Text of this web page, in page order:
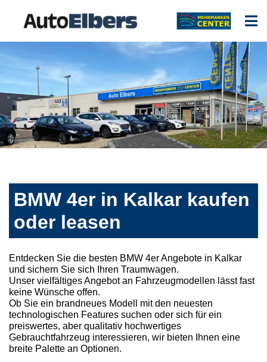
BMW 4er in Kalkar kaufen
oder leasen
Entdecken Sie die besten BMW 4er Angebote in Kalkar
und sichern Sie sich Ihren Traumwagen.
Unser vielfältiges Angebot an Fahrzeugmodellen lässt fast
keine Wünsche offen.
Ob Sie ein brandneues Modell mit den neuesten
technologischen Features suchen oder sich für ein
preiswertes, aber qualitativ hochwertiges
Gebrauchtfahrzeug interessieren, wir bieten Ihnen eine
breite Palette an Optionen.